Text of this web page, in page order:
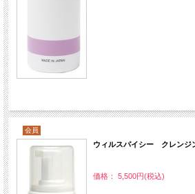
会員
ウィルスパイシー クレンジ
価格： 5,500円(税込)